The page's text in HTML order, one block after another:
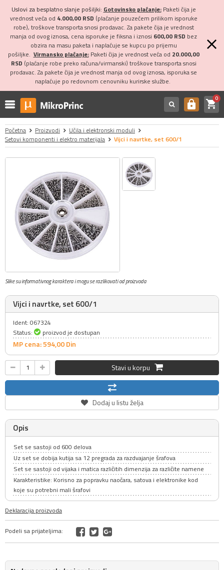
Uslovi za besplatno slanje pošiljki: Gotovinsko plaćanje:Paketi čija je
vrednost veća od 4.000,00 RSD (plaćanje pouzećem prilikom isporuke
robe), troškove transporta snosi prodavac. Za pakete čija je vrednost
manja od ovog iznosa, cena isporuke je fiksna i iznosi 600,00 RSD bez
obzira na masu paketa i naplaćuje se kupcu po prijemu
pošiljke. Virmansko plaćanje:Paketi čija je vrednost veća od 20.000,00
RSD (plaćanje robe preko računa/virmanski) troškove transporta snosi
prodavac. Za pakete čija je vrednost manja od ovog iznosa, isporuka se
naplaćuje po redovnom cenovniku kurirske službe.
https shopping_cart0
Početna Proizvodi
Učila i elektronski moduli
Setovi komponenti i elektro materijala
Vijci i navrtke, set 600/1
Slike su informativnog karaktera i mogu se razlikovati od proizvoda
Vijci i navrtke, set 600/1
Ident: 067324
Status:
proizvod je dostupan
MP cena: 594,00Din
Stavi u korpu
Dodaj u listu želja
Opis
Set se sastoji od 600 delova
Uz set se dobija kutija sa 12 pregrada za razdvajanje šrafova
Set se sastoji od vijaka i matica različitih dimenzija za različite namene
Karakteristike: Korisno za popravku naočara, satova i elektronike kod
koje su potrebni mali šrafovi
Deklaracija proizvoda
Podeli sa prijateljima: